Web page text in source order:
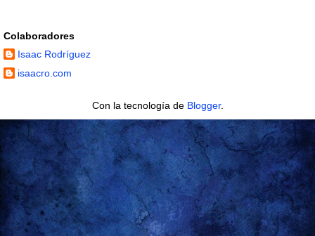
Colaboradores
Isaac Rodríguez
isaacro.com
Con la tecnología de Blogger.